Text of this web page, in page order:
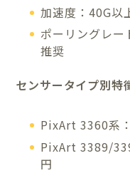
加速度：40G以
ポーリングレ
推奨
センサータイプ別特
PixArt 3360系
PixArt 3389/
円